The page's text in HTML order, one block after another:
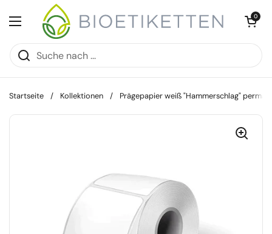
Zum Inhalt springen
Menü öffnen
Warenkorb
0
Startseite / Kollektionen / Prägepapier weiß "Hammerschlag"